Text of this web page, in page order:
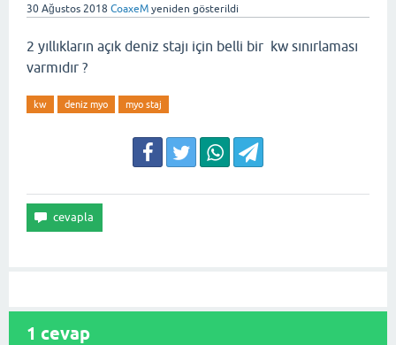
30 Ağustos 2018 CoaxeM yeniden gösterildi
2 yıllıkların açık deniz stajı için belli bir kw sınırlaması
varmıdır ?
kw deniz myo myo staj
1 cevap